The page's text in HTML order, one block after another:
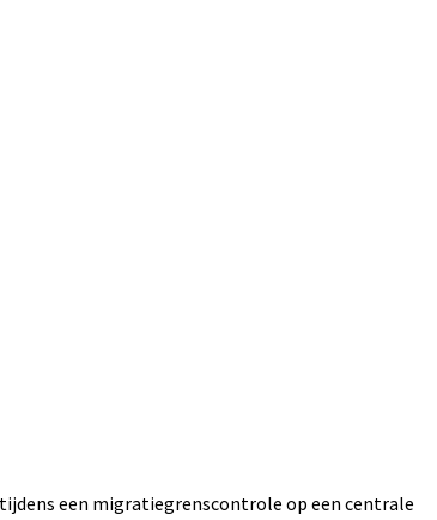
tijdens een migratiegrenscontrole op een centrale